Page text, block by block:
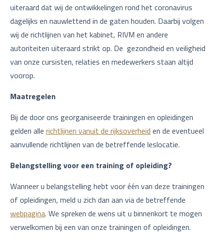
uiteraard dat wij de ontwikkelingen rond het coronavirus
dagelijks en nauwlettend in de gaten houden. Daarbij volgen
wij de richtlijnen van het kabinet, RIVM en andere
autoriteiten uiteraard strikt op. De gezondheid en veiligheid
van onze cursisten, relaties en medewerkers staan altijd
voorop.
Maatregelen
Bij de door ons georganiseerde trainingen en opleidingen
gelden allerichtlijnen vanuit de rijksoverheid en de eventueel
aanvullende richtlijnen van de betreffende leslocatie.
Belangstelling voor een training of opleiding?
Wanneer u belangstelling hebt voor één van deze trainingen
of opleidingen, meld u zich dan aan via de betreffende
webpagina. We spreken de wens uit u binnenkort te mogen
verwelkomen bij een van onze trainingen of opleidingen.